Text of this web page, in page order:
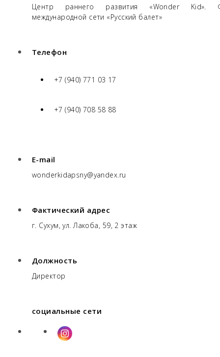
Центр раннего развития «Wonder Kid».
международной сети «Русский балет»
Телефон
+7 (940) 771 03 17
+7 (940) 708 58 88
E-mail
wonderkidapsny@yandex.ru
Фактический адрес
г. Сухум, ул. Лакоба, 59, 2 этаж
Должность
Директор
социальные сети